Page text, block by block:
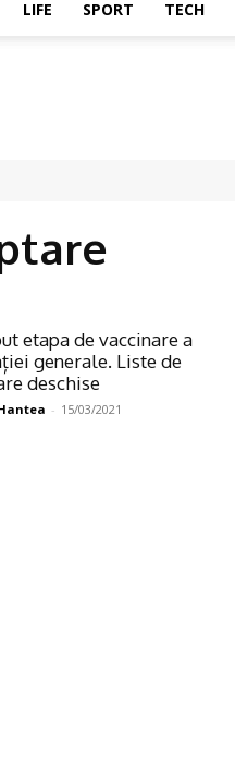
LIFE SPORT TECH
etapa de vaccinare a
generale. Liste de
deschise
- 15/03/2021